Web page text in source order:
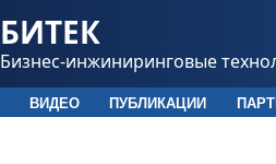
БИТЕК
Бизнес-инжиниринговые
ВИДЕО ПУБЛИКАЦИИ